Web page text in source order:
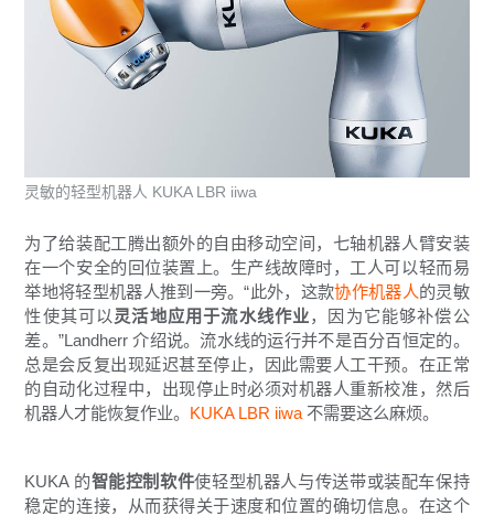
为了给装配工腾出额外的自由移动空间，七轴机器人臂安装
在一个安全的回位装置上。生产线故障时，工人可以轻而易
举地将轻型机器人推到一旁。“此外，这款协作机器人的灵敏
性使其可以 灵活地应用于流水线作业，因为它能够补偿公
差。”Landherr 介绍说。流水线的运行并不是百分百恒定的。
总是会反复出现延迟甚至停止，因此需要人工干预。在正常
的自动化过程中，出现停止时必须对机器人重新校准，然后
机器人才能恢复作业。 KUKA LBR iiwa 不需要这么麻烦。
灵敏的轻型机器人 KUKA LBR iiwa
KUKA 的智能控制软件使轻型机器人与传送带或装配车保持
稳定的连接，从而获得关于速度和位置的确切信息。在这个